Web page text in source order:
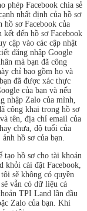
phép Facebook chia sẻ
nhất định của hồ sơ
hồ sơ Facebook của
đến hồ sơ Facebook
cập vào các cập nhật
đăng nhập Google
mà bạn đã công
chỉ bao gồm họ và
đã được xác thực
của bạn và nếu
nhập Zalo của mình,
công khai trong hồ sơ
tên, địa chỉ email của
chưa, độ tuổi của
hồ sơ của bạn.
tạo hồ sơ cho tài khoản
khỏi cài đặt Facebook,
sẽ không có quyền
vẫn có dữ liệu cá
TPI Land lần đầu
Zalo của bạn. Khi